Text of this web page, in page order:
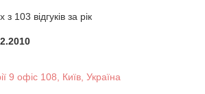
103 відгуків за рік
9 офіс 108, Київ, Україна